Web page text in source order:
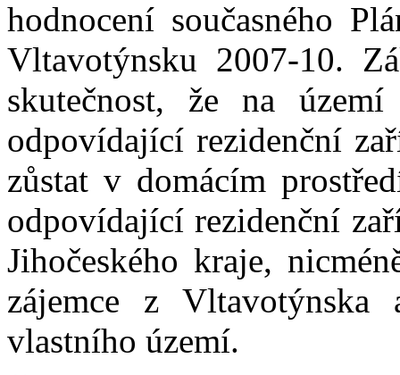
hodnocení současného
Vltavotýnsku 2007-10.
skutečnost, že na
odpovídající rezidenční
zůstat v domácím
odpovídající rezidenční
Jihočeského kraje,
zájemce z Vltavotýnska
vlastního území.